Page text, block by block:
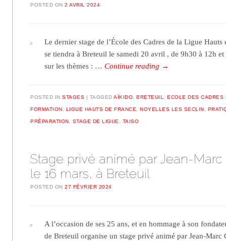
POSTED ON2 AVRIL 2024
Le dernier stage de l’École des Cadres de la Ligue Hauts
se tiendra à Breteuil le samedi 20 avril , de 9h30 à 12h
sur les thèmes : …Continue reading →
POSTED INSTAGES TAGGEDAÏKIDO ,BRETEUIL ,ECOLE DES CADRES
FORMATION LIGUE HAUTS DE FRANCE ,NOYELLES LES SECLIN
PRÉPARATION STAGE DE LIGUE TAISO
Stage privé animé par Jean-
le 16 mars, à Breteuil
POSTED ON27 FÉVRIER 2024
A l’occasion de ses 25 ans, et en hommage à son
de Breteuil organise un stage privé animé par Jean-Marc